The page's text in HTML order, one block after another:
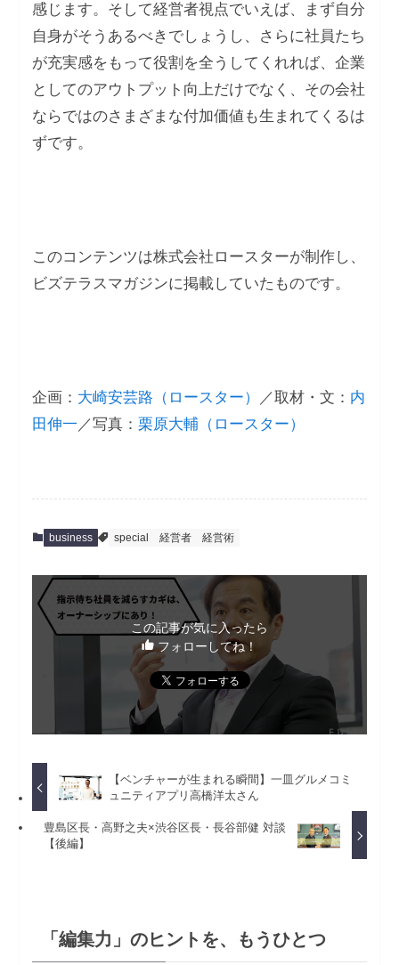
感じます。そして経営者視点でいえば、まず自分
自身がそうあるべきでしょうし、さらに社員たち
が充実感をもって役割を全うしてくれれば、企業
としてのアウトプット向上だけでなく、その会社
ならではのさまざまな付加価値も生まれてくるは
ずです。
このコンテンツは株式会社ロースターが制作し、
ビズテラスマガジンに掲載していたものです。
企画： 大崎安芸路（ロースター） ／取材・文： 内
田伸一 ／写真： 栗原大輔（ロースター）
business special 経営者 経営術
この記事が気に入ったら
フォローしてね！
【ベンチャーが生まれる瞬間】一皿グルメコミ
ュニティアプリ高橋洋太さん
豊島区長・高野之夫×渋谷区長・長谷部健 対談
【後編】
「編集力」のヒントを、もうひとつ